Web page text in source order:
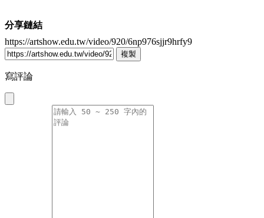
分享鏈結
https://artshow.edu.tw/video/920/6np976sjjr9hrfy9
複製
寫評論